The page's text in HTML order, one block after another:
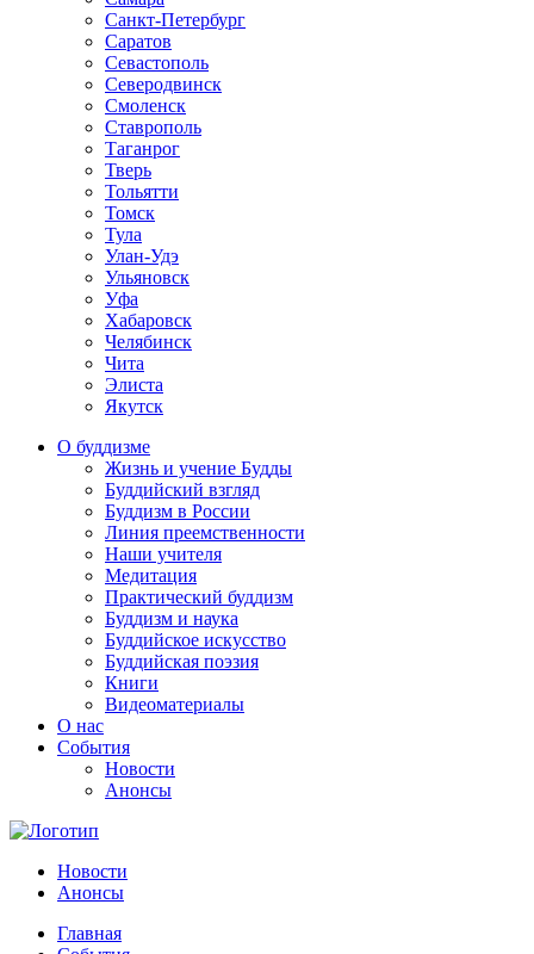
Санкт-Петербург
Саратов
Севастополь
Северодвинск
Смоленск
Ставрополь
Таганрог
Тверь
Тольятти
Томск
Тула
Улан-Удэ
Ульяновск
Уфа
Хабаровск
Челябинск
Чита
Элиста
Якутск
О буддизме
Жизнь и учение Будды
Буддийский взгляд
Буддизм в России
Линия преемственности
Наши учителя
Медитация
Практический буддизм
Буддизм и наука
Буддийское искусство
Буддийская поэзия
Книги
Видеоматериалы
О нас
События
Новости
Анонсы
Новости
Анонсы
Главная